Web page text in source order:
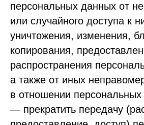
персональных данных от
или случайного доступа к
уничтожения, изменения,
копирования,
распространения
а также от иных
в отношении
— прекратить передачу